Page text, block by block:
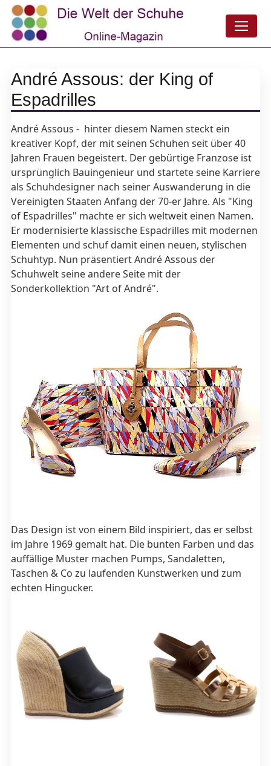
André Assous: der King of
Espadrilles
André Assous - hinter diesem Namen steckt ein
kreativer Kopf, der mit seinen Schuhen seit über 40
Jahren Frauen begeistert. Der gebürtige Franzose ist
ursprünglich Bauingenieur und startete seine Karriere
als Schuhdesigner nach seiner Auswanderung in die
Vereinigten Staaten Anfang der 70-er Jahre. Als "King
of Espadrilles" machte er sich weltweit einen Namen.
Er modernisierte klassische Espadrilles mit modernen
Elementen und schuf damit einen neuen, stylischen
Schuhtyp. Nun präsentiert André Assous der
Schuhwelt seine andere Seite mit der
Sonderkollektion "Art of André".
Das Design ist von einem Bild inspiriert, das er selbst
im Jahre 1969 gemalt hat. Die bunten Farben und das
auffällige Muster machen Pumps, Sandaletten,
Taschen & Co zu laufenden Kunstwerken und zum
echten Hingucker.